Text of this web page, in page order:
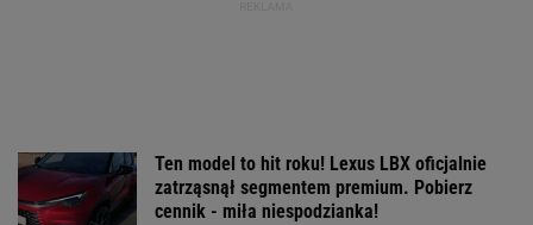
Ten model to hit roku! Lexus LBX oficjalnie
zatrząsnął segmentem premium. Pobierz
cennik - miła niespodzianka!